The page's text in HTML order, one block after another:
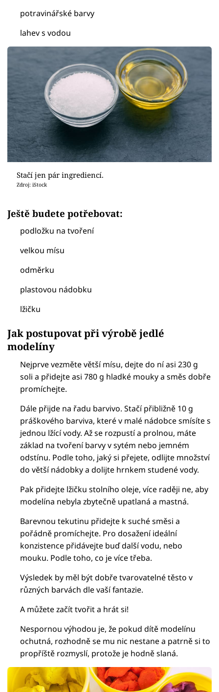
potravinářské barvy
lahev s vodou
Stačí jen pár ingrediencí.
Zdroj: iStock
Ještě budete potřebovat:
podložku na tvoření
velkou mísu
odměrku
plastovou nádobku
lžičku
Jak postupovat při výrobě jedlé
modelíny
Nejprve vezměte větší mísu, dejte do ní asi 230 g
soli a přidejte asi 780 g hladké mouky a směs dobře
promíchejte.
Dále přijde na řadu barvivo. Stačí přibližně 10 g
práškového barviva, které v malé nádobce smísíte s
jednou lžící vody. Až se rozpustí a prolnou, máte
základ na tvoření barvy v sytém nebo jemném
odstínu. Podle toho, jaký si přejete, odlijte množství
do větší nádobky a dolijte hrnkem studené vody.
Pak přidejte lžičku stolního oleje, více raději ne, aby
modelína nebyla zbytečně upatlaná a mastná.
Barevnou tekutinu přidejte k suché směsi a
pořádně promíchejte. Pro dosažení ideální
konzistence přidávejte buď další vodu, nebo
mouku. Podle toho, co je více třeba.
Výsledek by měl být dobře tvarovatelné těsto v
různých barvách dle vaší fantazie.
A můžete začít tvořit a hrát si!
Nespornou výhodou je, že pokud dítě modelínu
ochutná, rozhodně se mu nic nestane a patrně si to
propříště rozmyslí, protože je hodně slaná.